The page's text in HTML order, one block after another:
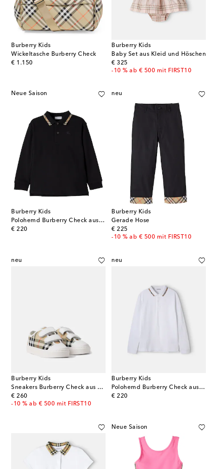
Burberry Kids
Wickeltasche Burberry Check
€ 1.150
original price
Burberry Kids
Baby Set aus Kleid und Höschen
€ 325
original price
-10 % ab € 500 mit FIRST10
Neue Saison
Burberry Kids
Polohemd Burberry Check aus Baumwoll-Piqué
€ 220
original price
neu
Burberry Kids
Gerade Hose
€ 225
original price
-10 % ab € 500 mit FIRST10
neu
Burberry Kids
Sneakers Burberry Check aus Canvas
€ 260
original price
-10 % ab € 500 mit FIRST10
neu
Burberry Kids
Polohemd Burberry Check aus Baumwoll-Piqué
€ 220
original price
Neue Saison